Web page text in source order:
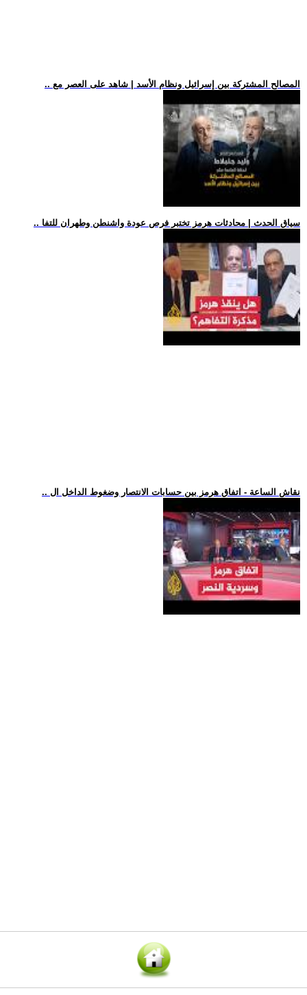
.. المصالح المشتركة بين إسرائيل ونظام الأسد | شاهد على العصر مع
.. سياق الحدث | محادثات هرمز تختبر فرص عودة واشنطن وطهران للتفا
.. نقاش الساعة - اتفاق هرمز بين حسابات الانتصار وضغوط الداخل ال